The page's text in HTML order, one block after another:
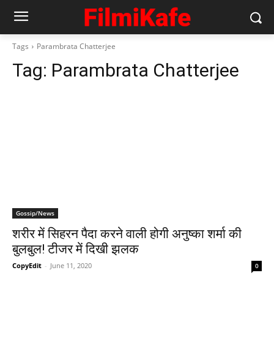
Tags Parambrata Chatterjee
Tag: Parambrata Chatterjee
Gossip/News
शरीर में सिहरन पैदा करने वाली होगी अनुष्‍का शर्मा की
बुलबुल! टीजर में दिखी झलक
CopyEdit - June 11, 2020 0